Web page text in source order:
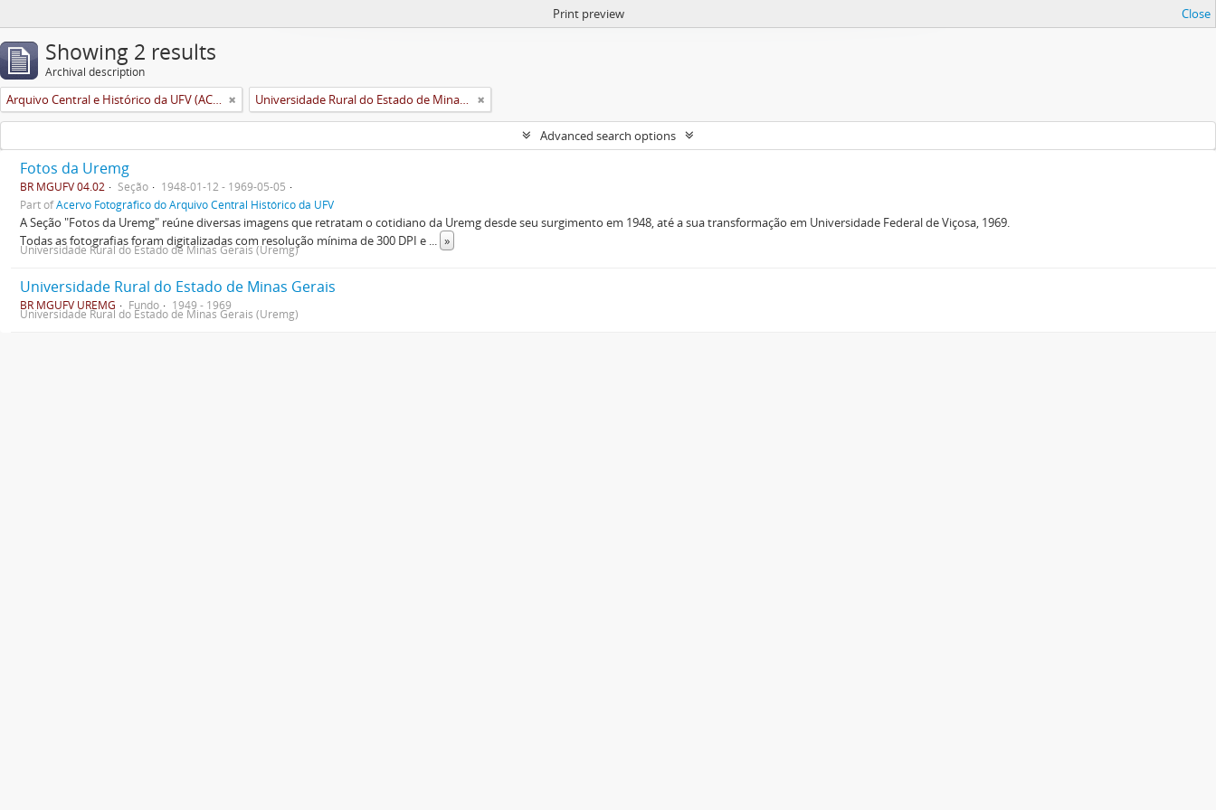
Print preview Close
Showing 2 results
Archival description
Arquivo Central e Histórico da UFV (ACH-UFV) Universidade Rural do Estado de Minas Gerais (Uremg)
Advanced search options
Fotos da Uremg
BR MGUFV 04.02 Seção
1948-01-12 - 1969-05-05
Part ofAcervo Fotográfico do Arquivo Central Histórico da UFV
A Seção "Fotos da Uremg" reúne diversas imagens que retratam o cotidiano da Uremg desde seu surgimento em 1948, até a sua transformação em Universidade Federal de Viçosa, 1969.
Todas as fotografias foram digitalizadas com resolução mínima de 300 DPI e ... »
Universidade Rural do Estado de Minas Gerais (Uremg)
Universidade Rural do Estado de Minas Gerais
BR MGUFV UREMG Fundo 1949 - 1969
Universidade Rural do Estado de Minas Gerais (Uremg)